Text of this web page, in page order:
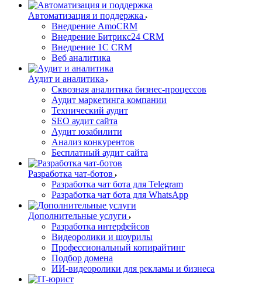
Автоматизация и поддержка
Внедрение AmoCRM
Внедрение Битрикс24 CRM
Внедрение 1C CRM
Веб аналитика
Аудит и аналитика
Сквозная аналитика бизнес-процессов
Аудит маркетинга компании
Технический аудит
SEO аудит сайта
Аудит юзабилити
Анализ конкурентов
Бесплатный аудит сайта
Разработка чат-ботов
Разработка чат бота для Telegram
Разработка чат бота для WhatsApp
Дополнительные услуги
Разработка интерфейсов
Видеоролики и шоурилы
Профессиональный копирайтинг
Подбор домена
ИИ-видеоролики для рекламы и бизнеса